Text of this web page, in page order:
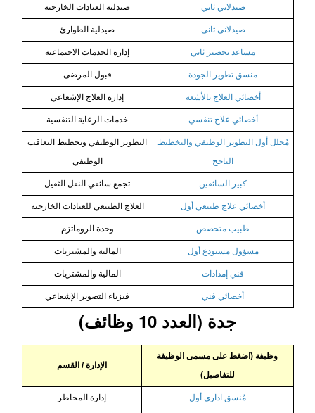
صيدلاني ثاني صيدلية العيادات الخارجية
صيدلاني ثاني صيدلية الطوارئ
مساعد تحضير ثاني إدارة الخدمات الاجتماعية
منسق تطوير الجودة قبول المرضى
أخصائي العلاج بالأشعة إدارة العلاج الإشعاعي
أخصائي علاج تنفسي خدمات الرعاية التنفسية
مُحلل أول التطوير الوظيفي والتخطيط
الناجح
التطوير الوظيفي وتخطيط التعاقب
الوظيفي
كبير السائقين تجمع سائقي النقل الثقيل
أخصائي علاج طبيعي أول العلاج الطبيعي للعيادات الخارجية
طبيب متخصص وحدة الروماتزم
مسؤول مستودع أول المالية والمشتريات
فني إمدادات المالية والمشتريات
أخصائي فني فيزياء التصوير الإشعاعي
جدة (العدد 10 وظائف)
وظيفة (اضغط على مسمى الوظيفة
للتفاصيل)
الإدارة / القسم
مُنسق اداري أول إدارة المخاطر